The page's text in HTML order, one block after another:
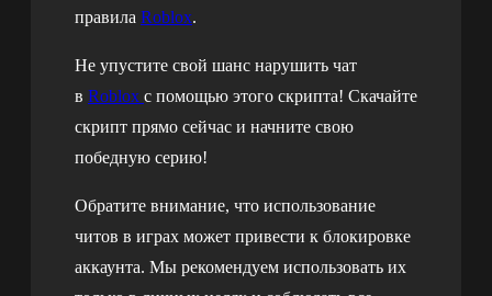
правила Roblox.
Не упустите свой шанс нарушить чат
в Roblox с помощью этого скрипта! Скачайте
скрипт прямо сейчас и начните свою
победную серию!
Обратите внимание, что использование
читов в играх может привести к блокировке
аккаунта. Мы рекомендуем использовать их